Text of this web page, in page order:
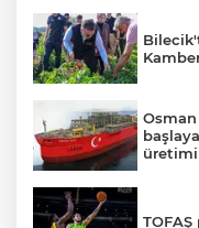
üretimi